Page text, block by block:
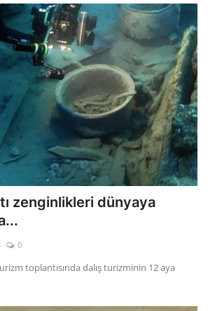
zenginlikleri dünyaya
0
toplantısında dalış turizminin 12 aya